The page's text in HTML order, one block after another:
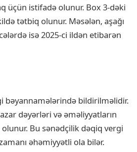
üçün istifadə olunur. Box 3-dəki
tətbiq olunur. Məsələn, aşağı
isə 2025-ci ildən etibarən
bəyannamələrində bildirilməlidir.
dəyərləri və əməliyyatların
Bu sənədçilik dəqiq vergi
əhəmiyyətli ola bilər.